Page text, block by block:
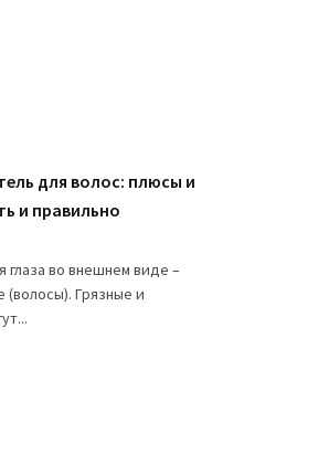
для волос: плюсы и
и правильно
глаза во внешнем виде –
(волосы). Грязные и